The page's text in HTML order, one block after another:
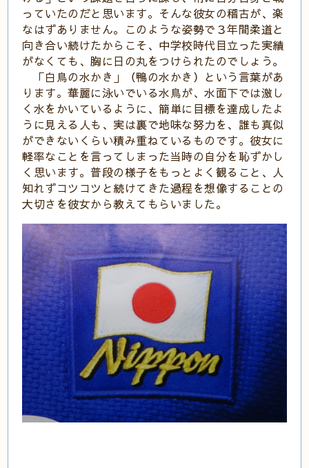
っていたのだと思います。そんな彼女の稽古が、楽
なはずありません。このような姿勢で３年間柔道と
向き合い続けたからこそ、中学校時代目立った実績
がなくても、胸に日の丸をつけられたのでしょう。
「白鳥の水かき」（鴨の水かき）という言葉があ
ります。華麗に泳いでいる水鳥が、水面下では激し
く水をかいているように、簡単に目標を達成したよ
うに見える人も、実は裏で地味な努力を、誰も真似
ができないくらい積み重ねているものです。彼女に
軽率なことを言ってしまった当時の自分を恥ずかし
く思います。普段の様子をもっとよく観ること、人
知れずコツコツと続けてきた過程を想像することの
大切さを彼女から教えてもらいました。